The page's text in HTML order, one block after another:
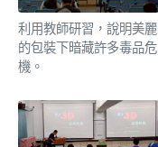
利用教師研習，說明美麗
的包裝下暗藏許多毒品危
機。